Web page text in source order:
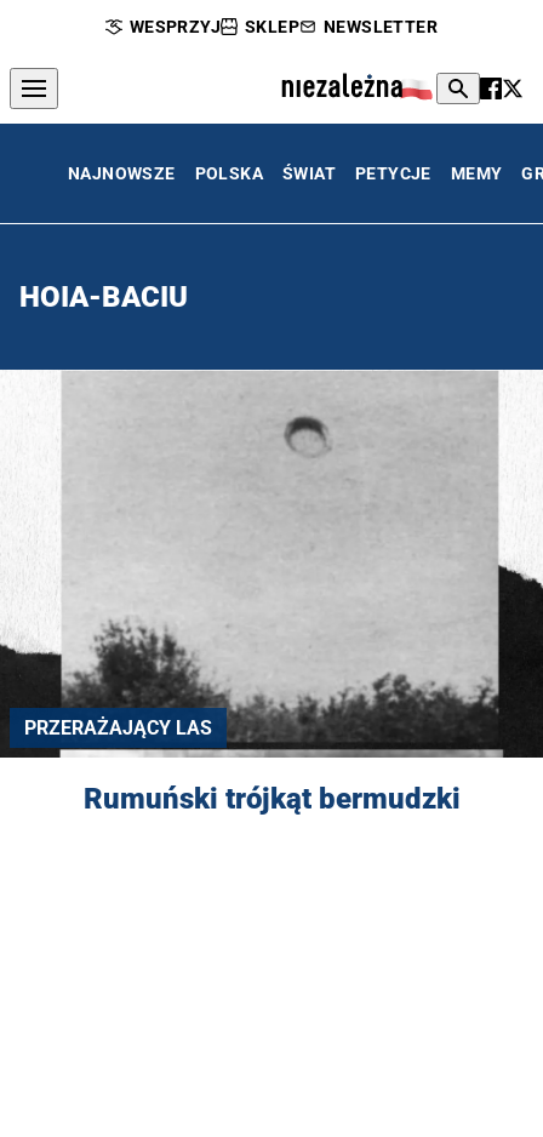
WESPRZYJ SKLEP NEWSLETTER
NAJNOWSZE POLSKA ŚWIAT PETYCJE MEMY
HOIA-BACIU
PRZERAŻAJĄCY LAS
Rumuński trójkąt bermudzki